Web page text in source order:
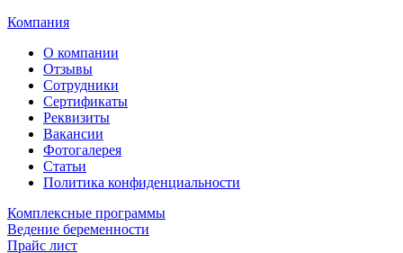
Компания
О компании
Отзывы
Сотрудники
Сертификаты
Реквизиты
Вакансии
Фотогалерея
Статьи
Политика конфиденциальности
Комплексные программы
Ведение беременности
Прайс лист